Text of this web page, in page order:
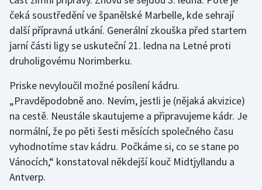
Stolní tenis
Triatlon
Veslování
Vodní slalom
Volejbal
Ostatní
čeká soustředění ve španělské Marbelle, kde sehrají
další přípravná utkání. Generální zkouška před startem
jarní části ligy se uskuteční 21. ledna na Letné proti
druholigovému Norimberku.
Priske nevyloučil možné posílení kádru.
„Pravděpodobně ano. Nevím, jestli je (nějaká akvizice)
na cestě. Neustále skautujeme a připravujeme kádr. Je
normální, že po pěti šesti měsících společného času
vyhodnotíme stav kádru. Počkáme si, co se stane po
Vánocích,“ konstatoval někdejší kouč Midtjyllandu a
Antverp.